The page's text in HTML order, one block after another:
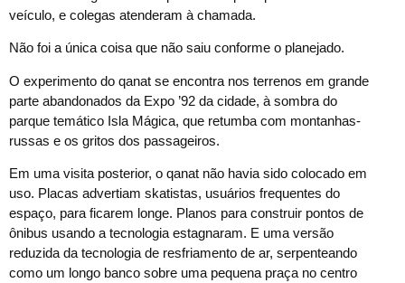
veículo, e colegas atenderam à chamada.
Não foi a única coisa que não saiu conforme o planejado.
O experimento do qanat se encontra nos terrenos em grande
parte abandonados da Expo ’92 da cidade, à sombra do
parque temático Isla Mágica, que retumba com montanhas-
russas e os gritos dos passageiros.
Em uma visita posterior, o qanat não havia sido colocado em
uso. Placas advertiam skatistas, usuários frequentes do
espaço, para ficarem longe. Planos para construir pontos de
ônibus usando a tecnologia estagnaram. E uma versão
reduzida da tecnologia de resfriamento de ar, serpenteando
como um longo banco sobre uma pequena praça no centro